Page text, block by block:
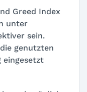
Greed Index
unter
sein.
genutzten
eingesetzt